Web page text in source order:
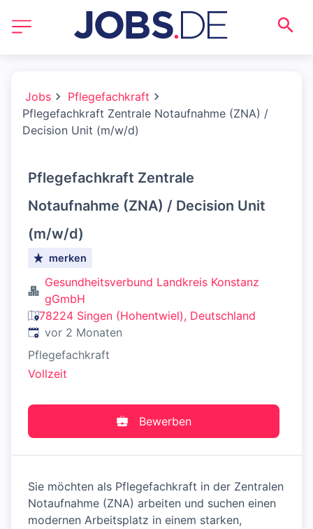
Jobs
Pflegefachkraft
Pflegefachkraft Zentrale Notaufnahme (ZNA) /
Decision Unit (m/w/d)
Pflegefachkraft Zentrale
Notaufnahme (ZNA) / Decision Unit
(m/w/d)
merken
Gesundheitsverbund Landkreis Konstanz
gGmbH
78224 Singen (Hohentwiel), Deutschland
Veröffentlicht:
vor 2 Monaten
Pflegefachkraft
Vollzeit
Bewerben
Sie möchten als Pflegefachkraft in der Zentralen
Notaufnahme (ZNA) arbeiten und suchen einen
modernen Arbeitsplatz in einem starken,